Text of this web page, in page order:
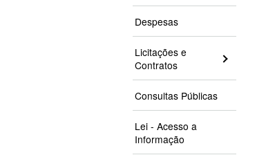
Despesas
Licitações e
Contratos
Consultas Públicas
Lei - Acesso a
Informação